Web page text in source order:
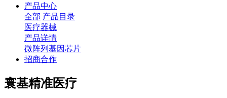
产品中心
全部 产品目录
医疗器械
产品详情
微阵列基因芯片
招商合作
寰基精准医疗